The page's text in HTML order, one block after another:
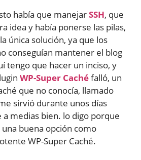
había que manejarSSH, que
idea y había ponerse las pilas,
única solución, ya que los
conseguían mantener el blog
tengo que hacer un inciso, y
WP-Super Cachéfalló, un
que no conocía, llamado
sirvió durante unos días
medias bien. lo digo porque
buena opción como
WP-Super Caché.